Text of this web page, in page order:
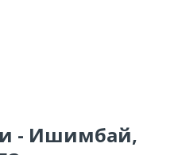
- Ишимбай,